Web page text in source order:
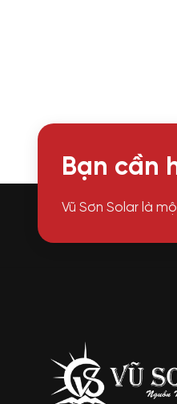
Bạn cần
Vũ Sơn Solar là